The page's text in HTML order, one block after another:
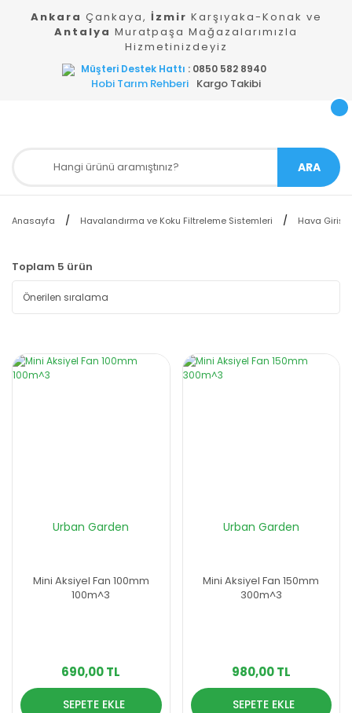
Ankara Çankaya, İzmir Karşıyaka-Konak ve
Antalya Muratpaşa Mağazalarımızla
Hizmetinizdeyiz
Müşteri Destek Hattı : 0850 582 8940
Hobi Tarım Rehberi Kargo Takibi
ARA
Anasayfa Havalandırma ve Koku Filtreleme Sistemleri Hava Giriş
Toplam 5 ürün
Urban Garden
Mini Aksiyel Fan 100mm
100m^3
690,00 TL
SEPETE EKLE
Urban Garden
Mini Aksiyel Fan 150mm
300m^3
980,00 TL
SEPETE EKLE